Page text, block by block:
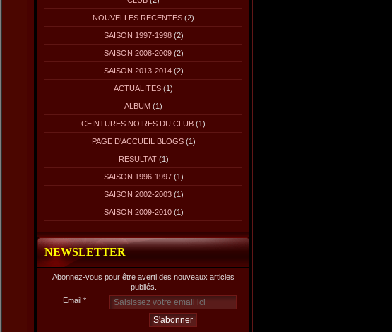
NOUVELLES RECENTES (2)
SAISON 1997-1998(2)
SAISON 2008-2009(2)
SAISON 2013-2014(2)
ACTUALITES (1)
ALBUM (1)
CEINTURES NOIRES DU CLUB (1)
PAGE D'ACCUEIL BLOGS(1)
RESULTAT(1)
SAISON 1996-1997(1)
SAISON 2002-2003(1)
SAISON 2009-2010(1)
NEWSLETTER
Abonnez-vous pour être averti des nouveaux articles
publiés.
Email